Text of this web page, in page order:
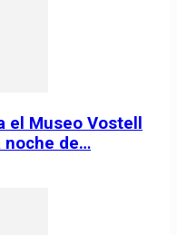
el Museo Vostell
noche de…